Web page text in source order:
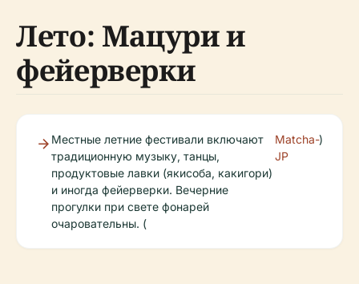
Лето: Мацури и
фейерверки
Местные летние фестивали включают
традиционную музыку, танцы,
продуктовые лавки (якисоба, какигори)
и иногда фейерверки. Вечерние
прогулки при свете фонарей
очаровательны. (
Matcha-
JP
)